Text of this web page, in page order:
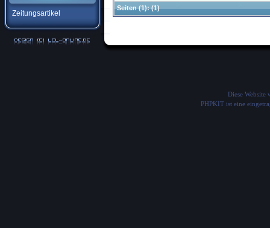
Zeitungsartikel
Seiten(1):(1)
Diese Website
PHPKIT ist eine